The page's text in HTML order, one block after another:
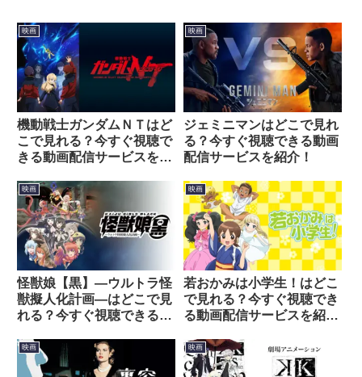
映画
機動戦士ガンダムＮＴはど
こで見れる？今すぐ視聴で
きる動画配信サービスを紹
映画
ジェミニマンはどこで見れ
る？今すぐ視聴できる動画
配信サービスを紹介！
映画
怪獣娘【黒】―ウルトラ怪
獣擬人化計画―はどこで見
れる？今すぐ視聴できる動
映画
若おかみは小学生！はどこ
で見れる？今すぐ視聴でき
る動画配信サービスを紹
映画 映画